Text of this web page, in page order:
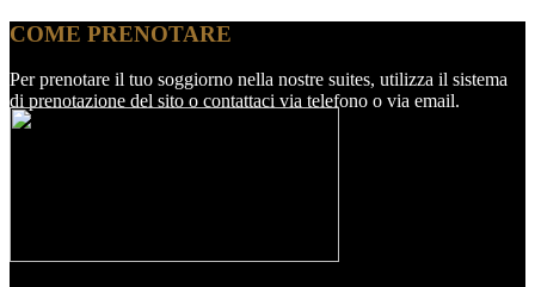
COME PRENOTARE
Per prenotare il tuo soggiorno nella nostre suites, utilizza il sistema
di prenotazione del sito o contattaci via telefono o via email.